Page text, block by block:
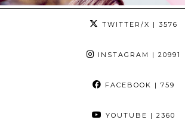
TWITTER/X | 3576
INSTAGRAM | 20991
FACEBOOK | 759
YOUTUBE | 2360